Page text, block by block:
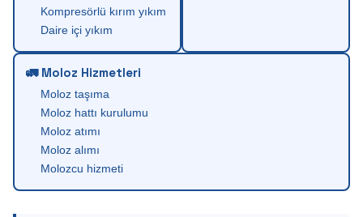
Kompresörlü kırım yıkım
Daire içi yıkım
🚛 Moloz Hizmetleri
Moloz taşıma
Moloz hattı kurulumu
Moloz atımı
Moloz alımı
Molozcu hizmeti